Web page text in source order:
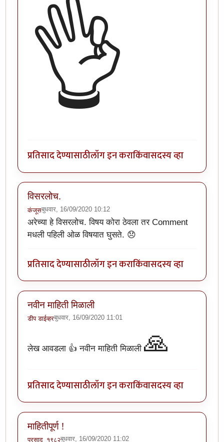
👌
प्रतिसाद देण्यासाठीलॉग इन कराकिंवासदस्य व्हा
विसरलोच.
कंजूसबुधवार, 16/09/2020 10:12
अरेच्या हे विसरलोच. विषय कोरा ठेवला तर Comment
मधली पहिली ओळ विषयात घुसते. 😞
प्रतिसाद देण्यासाठीलॉग इन कराकिंवासदस्य व्हा
नवीन माहिती मिळाली
डीप डाईव्हरबुधवार, 16/09/2020 11:01
लेख आवडला 👍 नवीन माहिती मिळाली 🙏
प्रतिसाद देण्यासाठीलॉग इन कराकिंवासदस्य व्हा
माहितीपूर्ण !
प्रसाद_१९८२बुधवार, 16/09/2020 11:02